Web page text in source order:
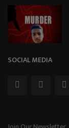
SOCIAL MEDIA